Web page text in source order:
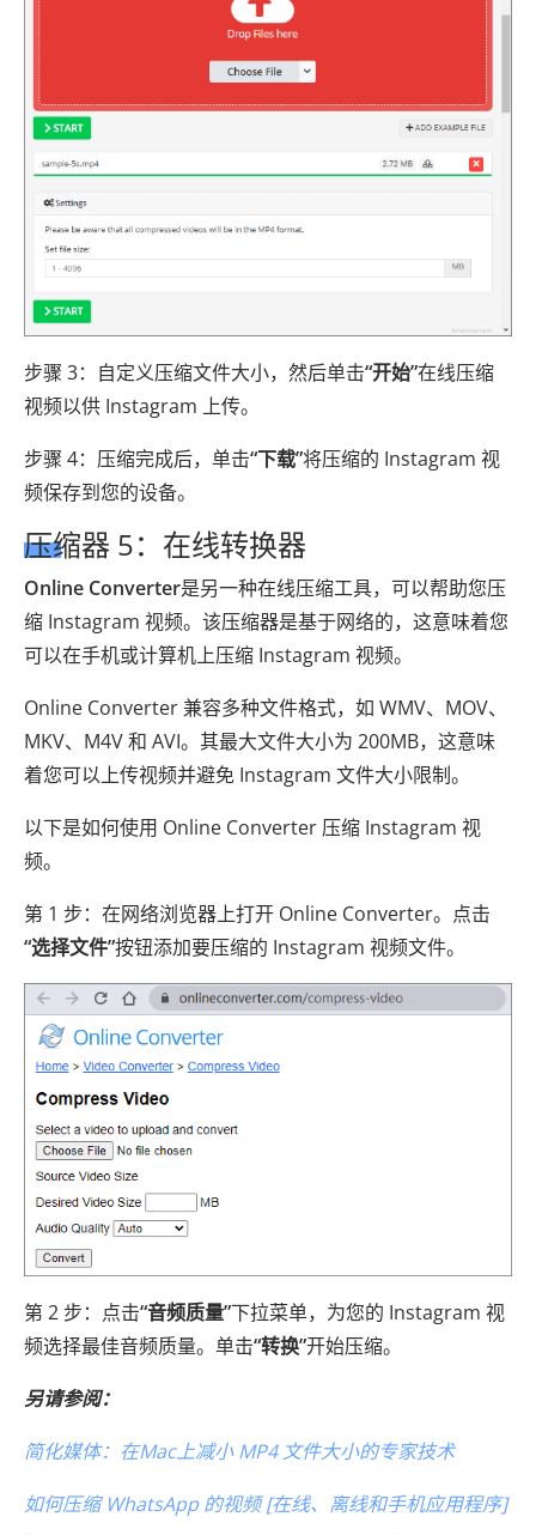
步骤 3：自定义压缩文件大小，然后单击“开始”在线压缩
视频以供 Instagram 上传。
步骤 4：压缩完成后，单击“下载”将压缩的 Instagram 视
频保存到您的设备。
压缩器 5：在线转换器
Online Converter是另一种在线压缩工具，可以帮助您压
缩 Instagram 视频。该压缩器是基于网络的，这意味着您
可以在手机或计算机上压缩 Instagram 视频。
Online Converter 兼容多种文件格式，如 WMV、MOV、
MKV、M4V 和 AVI。其最大文件大小为 200MB，这意味
着您可以上传视频并避免 Instagram 文件大小限制。
以下是如何使用 Online Converter 压缩 Instagram 视
频。
第 1 步：在网络浏览器上打开 Online Converter。点击
“选择文件”按钮添加要压缩的 Instagram 视频文件。
第 2 步：点击“音频质量”下拉菜单，为您的 Instagram 视
频选择最佳音频质量。单击“转换”开始压缩。
另请参阅：
简化媒体：在Mac上减小 MP4 文件大小的专家技术
如何压缩 WhatsApp 的视频 [在线、离线和手机应用程序]